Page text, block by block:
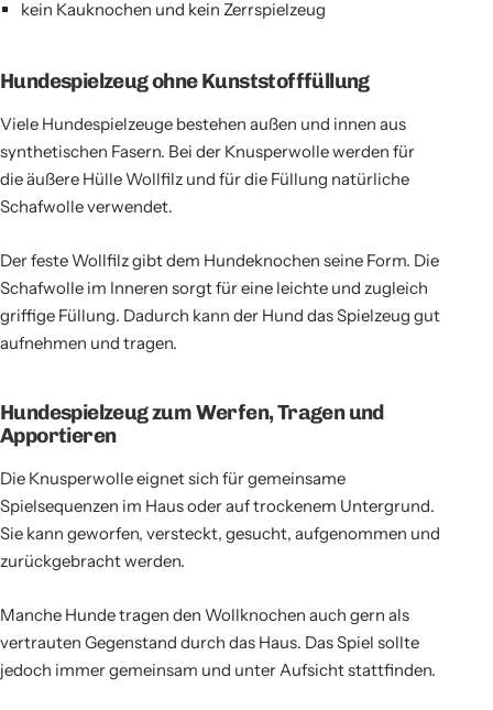
kein Kauknochen und kein Zerrspielzeug
Hundespielzeug ohne Kunststofffüllung
Viele Hundespielzeuge bestehen außen und innen aus
synthetischen Fasern. Bei der Knusperwolle werden für
die äußere Hülle Wollfilz und für die Füllung natürliche
Schafwolle verwendet.
Der feste Wollfilz gibt dem Hundeknochen seine Form. Die
Schafwolle im Inneren sorgt für eine leichte und zugleich
griffige Füllung. Dadurch kann der Hund das Spielzeug gut
aufnehmen und tragen.
Hundespielzeug zum Werfen, Tragen und
Apportieren
Die Knusperwolle eignet sich für gemeinsame
Spielsequenzen im Haus oder auf trockenem Untergrund.
Sie kann geworfen, versteckt, gesucht, aufgenommen und
zurückgebracht werden.
Manche Hunde tragen den Wollknochen auch gern als
vertrauten Gegenstand durch das Haus. Das Spiel sollte
jedoch immer gemeinsam und unter Aufsicht stattfinden.